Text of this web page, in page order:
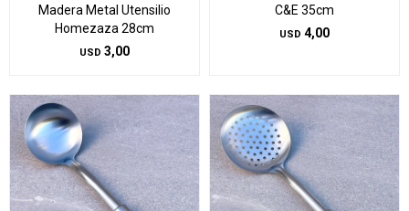
Madera Metal Utensilio
Homezaza 28cm
USD 3,00
C&E 35cm
USD 4,00